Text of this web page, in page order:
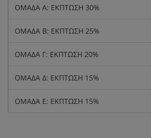
ΟΜΑΔΑ Α: ΕΚΠΤΩΣΗ 30%
ΟΜΑΔΑ Β: ΕΚΠΤΩΣΗ 25%
ΟΜΑΔΑ Γ: ΕΚΠΤΩΣΗ 20%
ΟΜΑΔΑ Δ: ΕΚΠΤΩΣΗ 15%
ΟΜΑΔΑ Ε: ΕΚΠΤΩΣΗ 15%